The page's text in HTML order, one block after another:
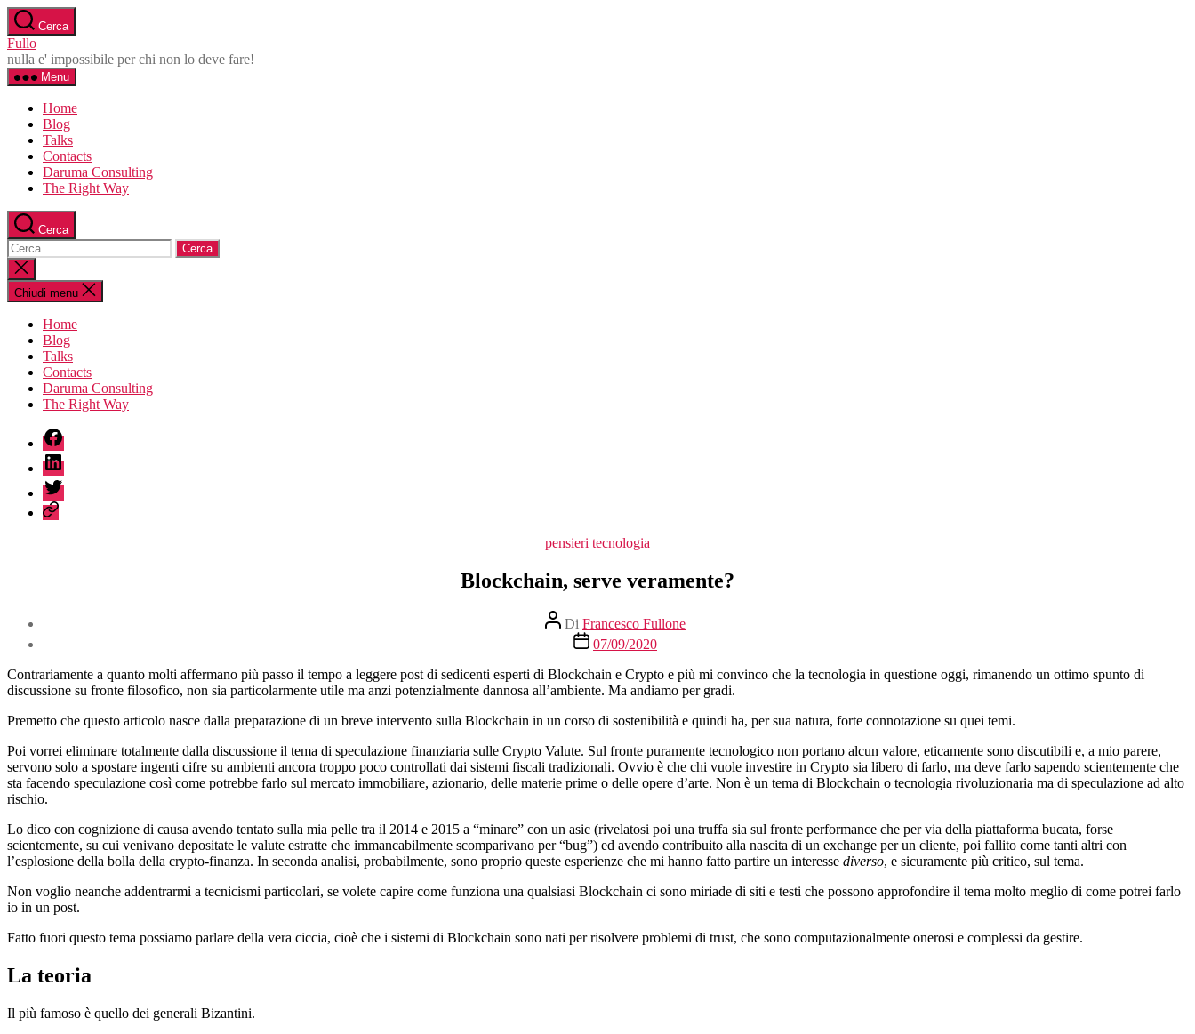
Salta
al
contenuto
Cerca
Fullo
nulla e' impossibile per chi non lo deve fare!
Menu
Home
Blog
Talks
Contacts
Daruma Consulting
The Right Way
Cerca
Cerca:
Chiudi
la
ricerca
Chiudi menu
Home
Blog
Talks
Contacts
Daruma Consulting
The Right Way
fb
linkedin
twitter
sessionize
Categorie
pensieri tecnologia
Blockchain, serve veramente?
Autore
articolo
Di Francesco Fullone
Data
dell'articolo
07/09/2020
Contrariamente a quanto molti affermano più passo il tempo a leggere post di sedicenti esperti di Blockchain e Crypto e più mi convinco che la tecnologia in questione oggi, rimanendo un ottimo spunto di
discussione su fronte filosofico, non sia particolarmente utile ma anzi potenzialmente dannosa all’ambiente. Ma andiamo per gradi.
Premetto che questo articolo nasce dalla preparazione di un breve intervento sulla Blockchain in un corso di sostenibilità e quindi ha, per sua natura, forte connotazione su quei temi.
Poi vorrei eliminare totalmente dalla discussione il tema di speculazione finanziaria sulle Crypto Valute. Sul fronte puramente tecnologico non portano alcun valore, eticamente sono discutibili e, a mio parere,
servono solo a spostare ingenti cifre su ambienti ancora troppo poco controllati dai sistemi fiscali tradizionali. Ovvio è che chi vuole investire in Crypto sia libero di farlo, ma deve farlo sapendo scientemente che
sta facendo speculazione così come potrebbe farlo sul mercato immobiliare, azionario, delle materie prime o delle opere d’arte. Non è un tema di Blockchain o tecnologia rivoluzionaria ma di speculazione ad alto
rischio.
Lo dico con cognizione di causa avendo tentato sulla mia pelle tra il 2014 e 2015 a “minare” con un asic (rivelatosi poi una truffa sia sul fronte performance che per via della piattaforma bucata, forse
scientemente, su cui venivano depositate le valute estratte che immancabilmente scomparivano per “bug”) ed avendo contribuito alla nascita di un exchange per un cliente, poi fallito come tanti altri con
l’esplosione della bolla della crypto-finanza. In seconda analisi, probabilmente, sono proprio queste esperienze che mi hanno fatto partire un interesse diverso, e sicuramente più critico, sul tema.
Non voglio neanche addentrarmi a tecnicismi particolari, se volete capire come funziona una qualsiasi Blockchain ci sono miriade di siti e testi che possono approfondire il tema molto meglio di come potrei farlo
io in un post.
Fatto fuori questo tema possiamo parlare della vera ciccia, cioè che i sistemi di Blockchain sono nati per risolvere problemi di trust, che sono computazionalmente onerosi e complessi da gestire.
La teoria
Il più famoso è quello dei generali Bizantini.